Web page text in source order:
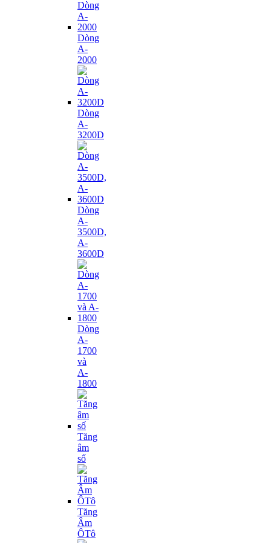
Dòng
A-
2000
Dòng
A-
3200D
Dòng
A-
3500D,
A-
3600D
Dòng
A-
1700
và
A-
1800
Tăng
âm
số
Tăng
Âm
ÔTô